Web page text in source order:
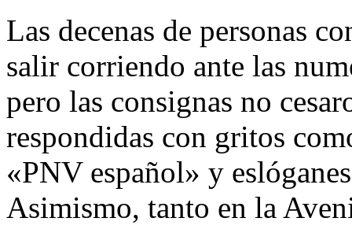
Las decenas de personas
salir corriendo ante las
pero las consignas no
respondidas con gritos
«PNV español» y
Asimismo, tanto en la